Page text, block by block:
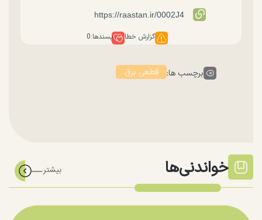
گزارش خطا پسندها:0
برچسب ها: قطعی برق
خواندنی‌ها